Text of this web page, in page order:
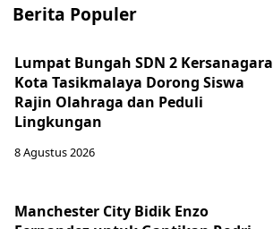
Berita Populer
Lumpat Bungah SDN 2 Kersanagara
Kota Tasikmalaya Dorong Siswa
Rajin Olahraga dan Peduli
Lingkungan
8 Agustus 2026
Manchester City Bidik Enzo